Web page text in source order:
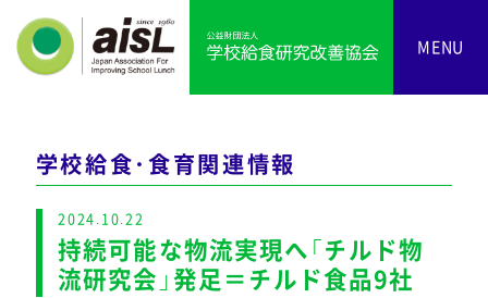
MENU
学校給食・食育関連情報
2024.10.22
持続可能な物流実現へ「チルド物
流研究会」発足＝チルド食品9社